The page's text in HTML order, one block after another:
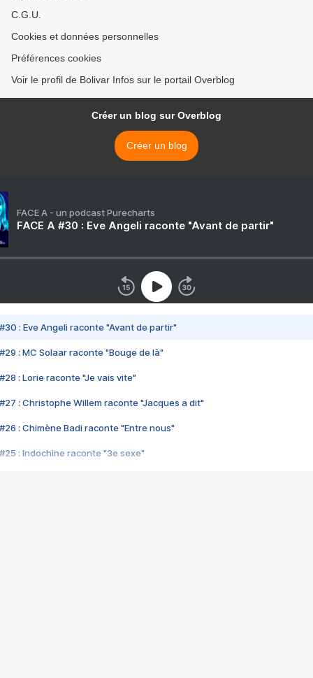
C.G.U.
Cookies et données personnelles
Préférences cookies
Voir le profil de Bolivar Infos sur le portail Overblog
Créer un blog sur Overblog
Créer un blog
FACE A - un podcast Purecharts
FACE A #30 : Eve Angeli raconte "Avant de partir"
#30 : Eve Angeli raconte "Avant de partir"
#29 : MC Solaar raconte "Bouge de là"
#28 : Lorie raconte "Je vais vite"
#27 : Christophe Willem raconte "Jacques a dit"
#26 : Chimène Badi raconte "Entre nous"
#25 : Indochine raconte "3e sexe"